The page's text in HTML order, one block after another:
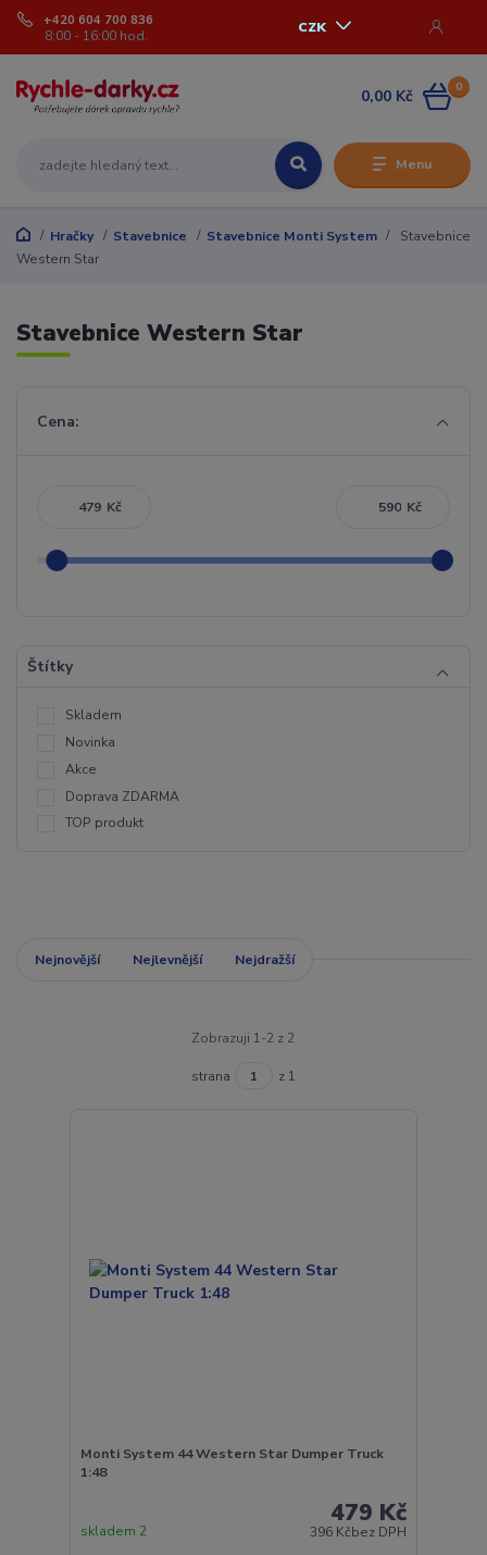
Menu
CZK
+420 604 700 836
8:00 - 16:00 hod.
0
0,00 Kč
Hračky Stavebnice Stavebnice Monti System
Stavebnice
Western Star
Stavebnice Western Star
Cena:
Kč Kč
Štítky
Skladem
Novinka
Akce
Doprava ZDARMA
TOP produkt
Nejnovější Nejlevnější Nejdražší
Zobrazuji 1-2 z 2
strana z 1
Monti System 44 Western Star Dumper Truck
1:48
479 Kč
396 Kčbez DPH
skladem 2